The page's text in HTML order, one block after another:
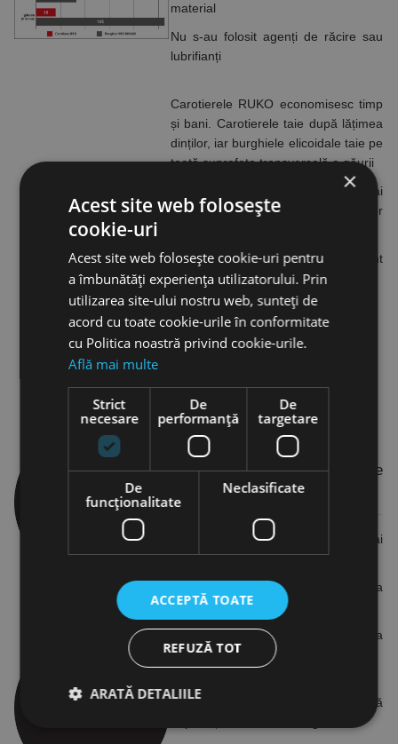
material
Nu s-au folosit agenți de răcire sau
lubrifianți
Carotierele RUKO economisesc timp
și bani. Carotierele taie după lățimea
dinților, iar burghiele elicoidale taie pe
toată suprafața transversală a găurii
Ca urmare, carotierele sunt mult mai
rapide iar raportul în favoarea lor
Centrarea și pregăurirea nu mai sunt
necesare
Volumul de tăiere cu burghie
coroană și burghie elicoidale
Carotierele taie de până la 10 ori mai
repede decât burghiele elicoidale
Carotierele taie doar pe grosimea
danturii iar carota este îndepărtată
Scade consumul de energie și uzura
iar durata de viață a sculei crește
Burghiele elicoidale taie pe toată
×
Acest site web folosește
cookie-uri
Acest site web folosește cookie-uri pentru
a îmbunătăți experiența utilizatorului. Prin
utilizarea site-ului nostru web, sunteți de
acord cu toate cookie-urile în conformitate
cu Politica noastră privind cookie-urile.
Află mai multe
Strict
necesare
De
performanță
De
targetare
De
funcţionalitate
Neclasificate
ACCEPTĂ TOATE
REFUZĂ TOT
ARATĂ DETALIILE